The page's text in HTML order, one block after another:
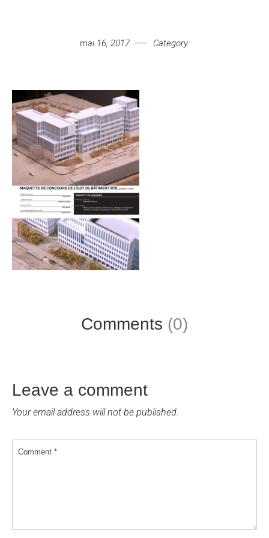
mai 16, 2017 Category:
Comments (0)
Leave a comment
Your email address will not be published.
Comment *